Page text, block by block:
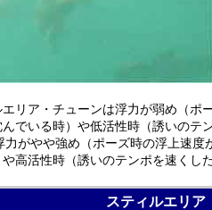
エリア・チューンは浮力が弱め（
んでいる時）や低活性時（誘いの
力がやや強め（ポーズ時の浮上速
高活性時（誘いのテンポを速くし
スティルエリ